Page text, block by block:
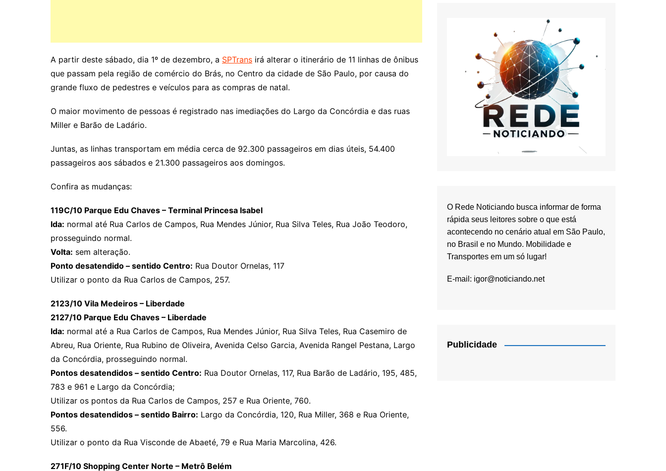
A partir deste sábado, dia 1º de dezembro, a SPTrans irá alterar o itinerário de 11 linhas de ônibus
que passam pela região de comércio do Brás, no Centro da cidade de São Paulo, por causa do
grande fluxo de pedestres e veículos para as compras de natal.
O maior movimento de pessoas é registrado nas imediações do Largo da Concórdia e das ruas
Miller e Barão de Ladário.
Juntas, as linhas transportam em média cerca de 92.300 passageiros em dias úteis, 54.400
passageiros aos sábados e 21.300 passageiros aos domingos.
Confira as mudanças:
119C/10 Parque Edu Chaves – Terminal Princesa Isabel
Ida: normal até Rua Carlos de Campos, Rua Mendes Júnior, Rua Silva Teles, Rua João Teodoro,
prosseguindo normal.
Volta: sem alteração.
Ponto desatendido – sentido Centro: Rua Doutor Ornelas, 117
Utilizar o ponto da Rua Carlos de Campos, 257.
2123/10 Vila Medeiros – Liberdade
2127/10 Parque Edu Chaves – Liberdade
Ida: normal até a Rua Carlos de Campos, Rua Mendes Júnior, Rua Silva Teles, Rua Casemiro de
Abreu, Rua Oriente, Rua Rubino de Oliveira, Avenida Celso Garcia, Avenida Rangel Pestana, Largo
da Concórdia, prosseguindo normal.
Pontos desatendidos – sentido Centro: Rua Doutor Ornelas, 117, Rua Barão de Ladário, 195, 485,
783 e 961 e Largo da Concórdia;
Utilizar os pontos da Rua Carlos de Campos, 257 e Rua Oriente, 760.
Pontos desatendidos – sentido Bairro: Largo da Concórdia, 120, Rua Miller, 368 e Rua Oriente,
556.
Utilizar o ponto da Rua Visconde de Abaeté, 79 e Rua Maria Marcolina, 426.
271F/10 Shopping Center Norte – Metrô Belém
O Rede Noticiando busca informar de forma
rápida seus leitores sobre o que está
acontecendo no cenário atual em São Paulo,
no Brasil e no Mundo. Mobilidade e
Transportes em um só lugar!
E-mail: igor@noticiando.net
Publicidade